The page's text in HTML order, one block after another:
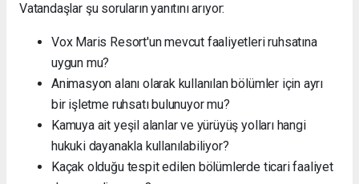
Vatandaşlar şu soruların yanıtını arıyor:
Vox Maris Resort'un mevcut faaliyetleri ruhsatına
uygun mu?
Animasyon alanı olarak kullanılan bölümler için ayrı
bir işletme ruhsatı bulunuyor mu?
Kamuya ait yeşil alanlar ve yürüyüş yolları hangi
hukuki dayanakla kullanılabiliyor?
Kaçak olduğu tespit edilen bölümlerde ticari faaliyet